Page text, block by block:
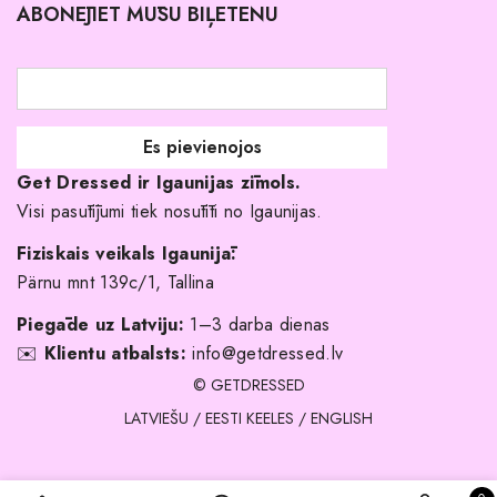
Atgriešanas politika
Līgavas družiņu kleitas
Veikali
Kāpēc izvēlēties mūs?
ABONĒJIET MŪSU BIĻETENU
Get Dressed ir Igaunijas zīmols.
Visi pasūtījumi tiek nosūtīti no Igaunijas.
Fiziskais veikals Igaunijā:
Pärnu mnt 139c/1, Tallina
Piegāde uz Latviju: 1–3 darba dienas
✉️ Klientu atbalsts: info@getdressed.lv
© GETDRESSED
LATVIEŠU / EESTI KEELES / ENGLISH